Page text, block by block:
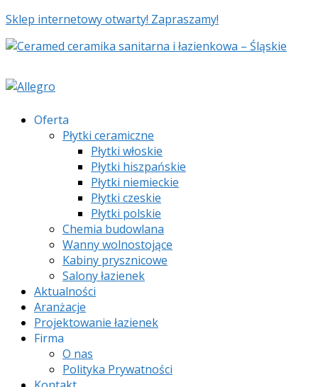
Sklep internetowy otwarty! Zapraszamy!
Oferta
Płytki ceramiczne
Płytki włoskie
Płytki hiszpańskie
Płytki niemieckie
Płytki czeskie
Płytki polskie
Chemia budowlana
Wanny wolnostojące
Kabiny prysznicowe
Salony łazienek
Aktualności
Aranżacje
Projektowanie łazienek
Firma
O nas
Polityka Prywatności